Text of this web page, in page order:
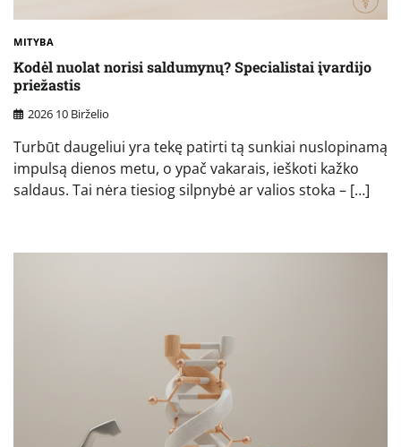
MITYBA
Kodėl nuolat norisi saldumynų? Specialistai įvardijo
priežastis
2026 10 Birželio
Turbūt daugeliui yra tekę patirti tą sunkiai nuslopinamą
impulsą dienos metu, o ypač vakarais, ieškoti kažko
saldaus. Tai nėra tiesiog silpnybė ar valios stoka – […]